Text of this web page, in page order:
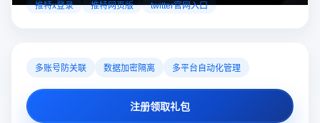
对性解决登录难题，让推特X登录更稳定安全～
推特x登录 推特网页版 twitter官网入口
多账号防关联 数据加密隔离 多平台自动化管理
注册领取礼包